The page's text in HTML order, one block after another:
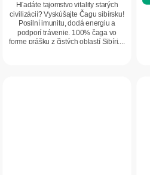
5
hviezdičiek.
Hľadáte tajomstvo vitality starých
civilizácií? Vyskúšajte Čagu sibírsku!
Posilní imunitu, dodá energiu a
podporí trávenie. 100% čaga vo
forme prášku z čistých oblastí Sibíri....